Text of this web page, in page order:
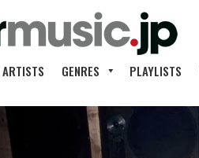
ARTISTS GENRES PLAYLISTS